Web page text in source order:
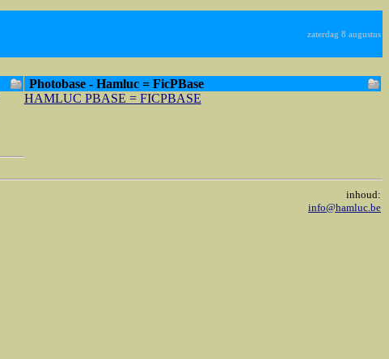
zaterdag 8 augustus
Photobase - Hamluc = FicPBase
HAMLUC PBASE = FICPBASE
inhoud:
info@hamluc.be